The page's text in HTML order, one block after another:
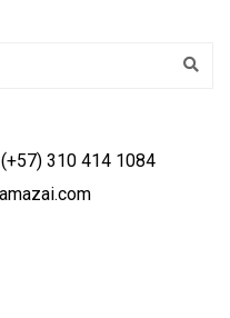
(+57) 310 414 1084